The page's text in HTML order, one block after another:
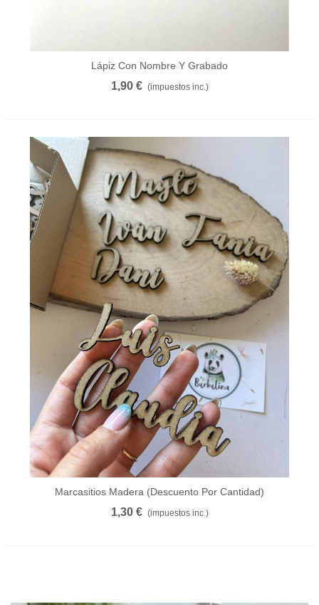
Lápiz Con Nombre Y Grabado
1,90 € (impuestos inc.)
Marcasitios Madera (descuento Por Cantidad)
1,30 € (impuestos inc.)